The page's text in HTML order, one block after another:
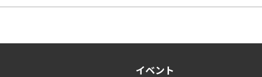
イベント